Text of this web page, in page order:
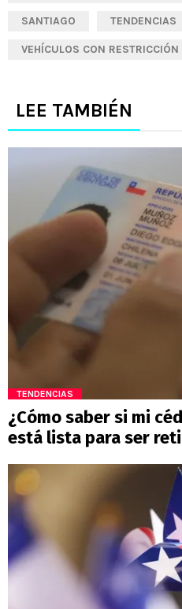
SANTIAGO TENDENCIAS
VEHÍCULOS CON RESTRICCIÓN
LEE TAMBIÉN
TENDENCIAS
¿Cómo saber si mi
está lista para ser